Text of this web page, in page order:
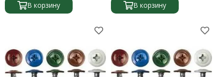
Уголки крепежные
Хомуты
Шайбы
Шнуры, канаты, стропы
В корзину
В корзину